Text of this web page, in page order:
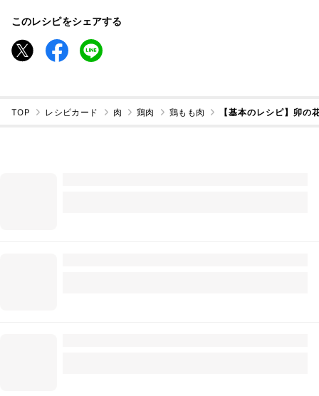
このレシピをシェアする
TOP レシピカード 肉 鶏肉 鶏もも肉 【基本のレシピ】卯の